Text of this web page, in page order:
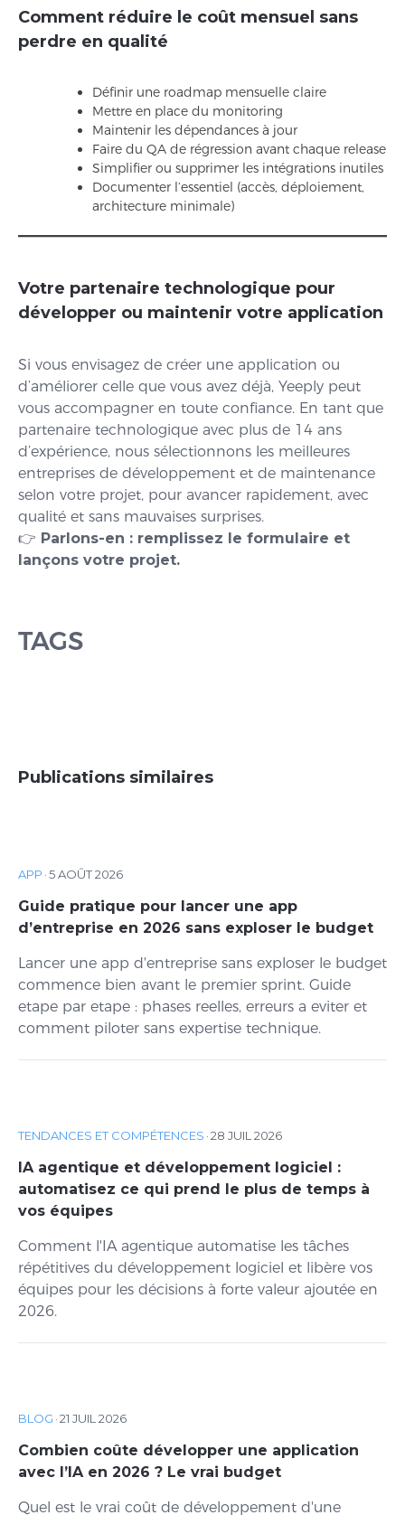
Comment réduire le coût mensuel sans
perdre en qualité
Définir une roadmap mensuelle claire
Mettre en place du monitoring
Maintenir les dépendances à jour
Faire du QA de régression avant chaque release
Simplifier ou supprimer les intégrations inutiles
Documenter l’essentiel (accès, déploiement,
architecture minimale)
Votre partenaire technologique pour
développer ou maintenir votre application
Si vous envisagez de créer une application ou
d’améliorer celle que vous avez déjà, Yeeply peut
vous accompagner en toute confiance. En tant que
partenaire technologique avec plus de 14 ans
d’expérience, nous sélectionnons les meilleures
entreprises de développement et de maintenance
selon votre projet, pour avancer rapidement, avec
qualité et sans mauvaises surprises.
👉 Parlons-en : remplissez le formulaire et
lançons votre projet.
TAGS
Publications similaires
APP ·5 AOÛT 2026
Guide pratique pour lancer une app
d’entreprise en 2026 sans exploser le budget
Lancer une app d'entreprise sans exploser le budget
commence bien avant le premier sprint. Guide
etape par etape : phases reelles, erreurs a eviter et
comment piloter sans expertise technique.
TENDANCES ET COMPÉTENCES ·28 JUIL 2026
IA agentique et développement logiciel :
automatisez ce qui prend le plus de temps à
vos équipes
Comment l'IA agentique automatise les tâches
répétitives du développement logiciel et libère vos
équipes pour les décisions à forte valeur ajoutée en
2026.
BLOG ·21 JUIL 2026
Combien coûte développer une application
avec l’IA en 2026 ? Le vrai budget
Quel est le vrai coût de développement d'une